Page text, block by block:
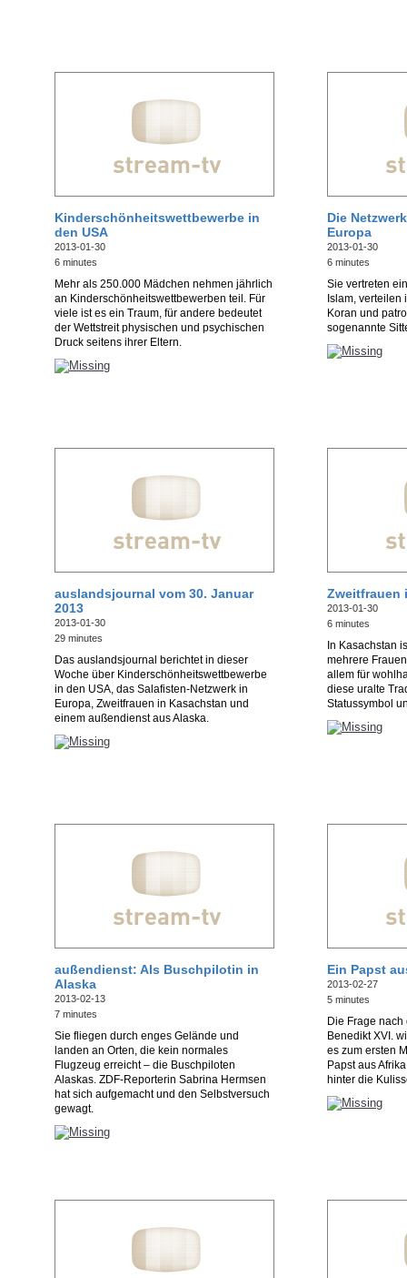
Kinderschönheitswettbewerbe in
den USA
2013-01-30
6 minutes
Mehr als 250.000 Mädchen nehmen jährlich
an Kinderschönheitswettbewerben teil. Für
viele ist es ein Traum, für andere bedeutet
der Wettstreit physischen und psychischen
Druck seitens ihrer Eltern.
Die
Europa
2013-01-30
6 minutes
Sie vertreten
Islam, verteilen
Koran und
sogenannte
auslandsjournal vom 30. Januar
2013
2013-01-30
29 minutes
Das auslandsjournal berichtet in dieser
Woche über Kinderschönheitswettbewerbe
in den USA, das Salafisten-Netzwerk in
Europa, Zweitfrauen in Kasachstan und
einem außendienst aus Alaska.
Zweitfrauen
2013-01-30
6 minutes
In Kasachstan
mehrere
allem für
diese uralte
Statussymbol
außendienst: Als Buschpilotin in
Alaska
2013-02-13
7 minutes
Sie fliegen durch enges Gelände und
landen an Orten, die kein normales
Flugzeug erreicht – die Buschpiloten
Alaskas. ZDF-Reporterin Sabrina Hermsen
hat sich aufgemacht und den Selbstversuch
gewagt.
Ein Papst
2013-02-27
5 minutes
Die Frage
Benedikt XVI.
es zum ersten
Papst aus
hinter die